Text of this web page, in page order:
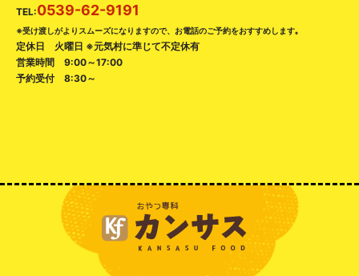
TEL:0539-62-9191
※受け渡しがよりスムーズになりますので、お電話のご予約をおすすめします｡
定休日 火曜日 ※元気村に準じて不定休有
営業時間 9:00～17:00
予約受付 8:30～